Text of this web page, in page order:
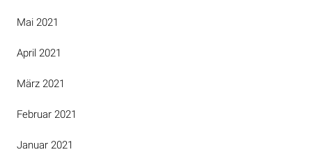
Mai 2021
April 2021
März 2021
Februar 2021
Januar 2021